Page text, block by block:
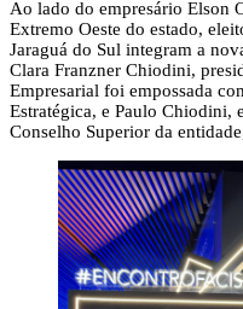
Ao lado do empresário Elson
Extremo Oeste do estado,
Jaraguá do Sul integram a
Clara Franzner Chiodini,
Empresarial foi empossada
Estratégica, e Paulo Chiodini,
Conselho Superior da